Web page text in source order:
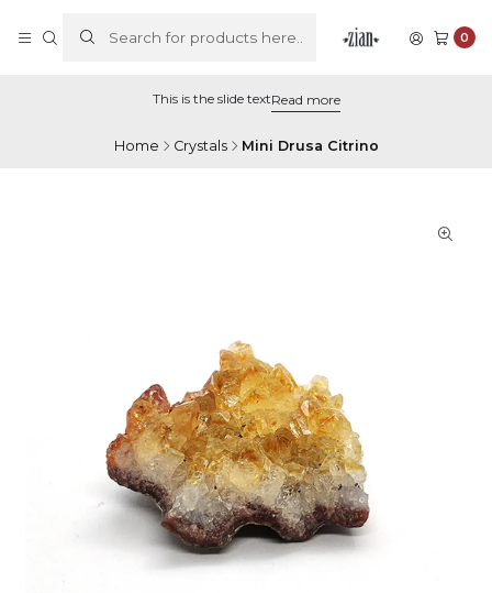
0
This is the slide textRead more
Home Crystals Mini Drusa Citrino